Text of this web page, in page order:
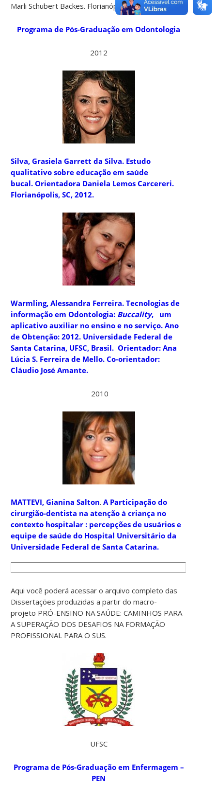
Marli Schubert Backes. Florianópolis, SC, 2012.
Programa de Pós-Graduação em Odontologia
2012
Silva, Grasiela Garrett da Silva. Estudo
qualitativo sobre educação em saúde
bucal. Orientadora Daniela Lemos Carcereri.
Florianópolis, SC, 2012.
Warmling, Alessandra Ferreira. Tecnologias de
informação em Odontologia: Buccality, um
aplicativo auxiliar no ensino e no serviço. Ano
de Obtenção: 2012. Universidade Federal de
Santa Catarina, UFSC, Brasil. Orientador: Ana
Lúcia S. Ferreira de Mello. Co-orientador:
Cláudio José Amante.
2010
MATTEVI, Gianina Salton.A Participação do
cirurgião-dentista na atenção à criança no
contexto hospitalar : percepções de usuários e
equipe de saúde do Hospital Universitário da
Universidade Federal de Santa Catarina.
Aqui você poderá acessar o arquivo completo das
Dissertações produzidas a partir do macro-
projeto PRÓ-ENSINO NA SAÚDE: CAMINHOS PARA
A SUPERAÇÃO DOS DESAFIOS NA FORMAÇÃO
PROFISSIONAL PARA O SUS.
UFSC
Programa de Pós-Graduação em Enfermagem –
PEN